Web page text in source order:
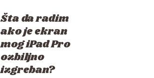
Šta da radim
ako je ekran
mog iPad Pro
ozbiljno
izgreban?